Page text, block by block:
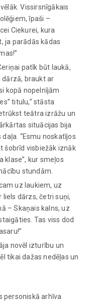
Vissirsnīgākais
īpaši –
Ciekurei, kura
ja parādās kādas
patīk būt laukā,
braukt ar
kopā nopelnījām
titulu,” stāsta
teātra izrāžu un
situācijas bija
“Esmu noskatījos
šobrīd visbiežāk iznāk
klase”, kur smeļos
stundām.
uz laukiem, uz
liels dārzs, četri suņi,
– Skaņais kalns, uz
Tas viss dod
novēl izturību un
tikai dažas nedēļas un
personiskā arhīva